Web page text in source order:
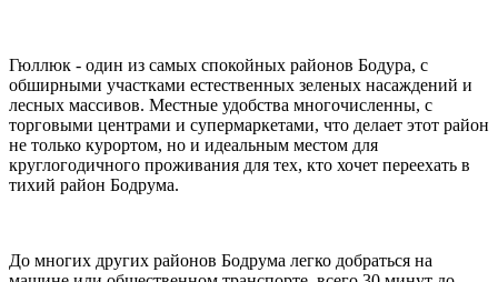
Гюллюк - один из самых спокойных районов Бодура, с
обширными участками естественных зеленых насаждений и
лесных массивов. Местные удобства многочисленны, с
торговыми центрами и супермаркетами, что делает этот район
не только курортом, но и идеальным местом для
круглогодичного проживания для тех, кто хочет переехать в
тихий район Бодрума.
До многих других районов Бодрума легко добраться на